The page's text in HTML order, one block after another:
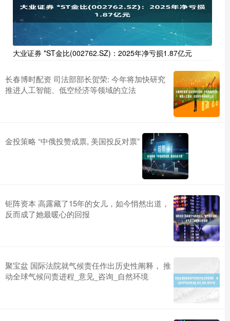
大业证券 *ST金比(002762.SZ)：2025年净亏损1.87亿元
长春博时配资 司法部部长贺荣: 今年将加快研究
推进人工智能、低空经济等领域的立法
金投策略 “中俄投赞成票, 美国投反对票”
钜阵资本 高露藏了15年的女儿，如今悄然出道，
反而成了她最暖心的回报
聚宝盆 国际法院就气候责任作出历史性阐释， 推
动全球气候问责进程_意见_咨询_自然环境